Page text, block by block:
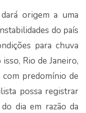
origem a uma
do país
para chuva
Rio de Janeiro,
com predomínio de
possa registrar
dia em razão da